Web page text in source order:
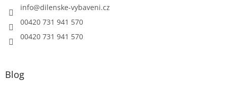
info@dilenske-vybaveni.cz
00420 731 941 570
00420 731 941 570
Blog